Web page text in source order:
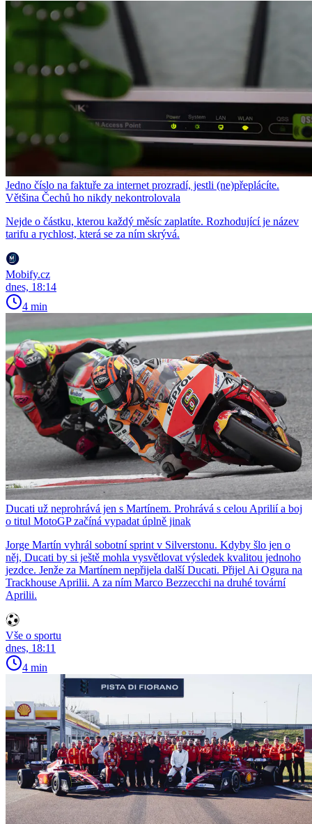
Jedno číslo na faktuře za internet prozradí, jestli (ne)přeplácíte.
Většina Čechů ho nikdy nekontrolovala
Nejde o částku, kterou každý měsíc zaplatíte. Rozhodující je název
tarifu a rychlost, která se za ním skrývá.
Mobify.cz
dnes, 18:14
4 min
Ducati už neprohrává jen s Martínem. Prohrává s celou Aprilií a boj
o titul MotoGP začíná vypadat úplně jinak
Jorge Martín vyhrál sobotní sprint v Silverstonu. Kdyby šlo jen o
něj, Ducati by si ještě mohla vysvětlovat výsledek kvalitou jednoho
jezdce. Jenže za Martínem nepřijela další Ducati. Přijel Ai Ogura na
Trackhouse Aprilii. A za ním Marco Bezzecchi na druhé tovární
Aprilii.
Vše o sportu
dnes, 18:11
4 min